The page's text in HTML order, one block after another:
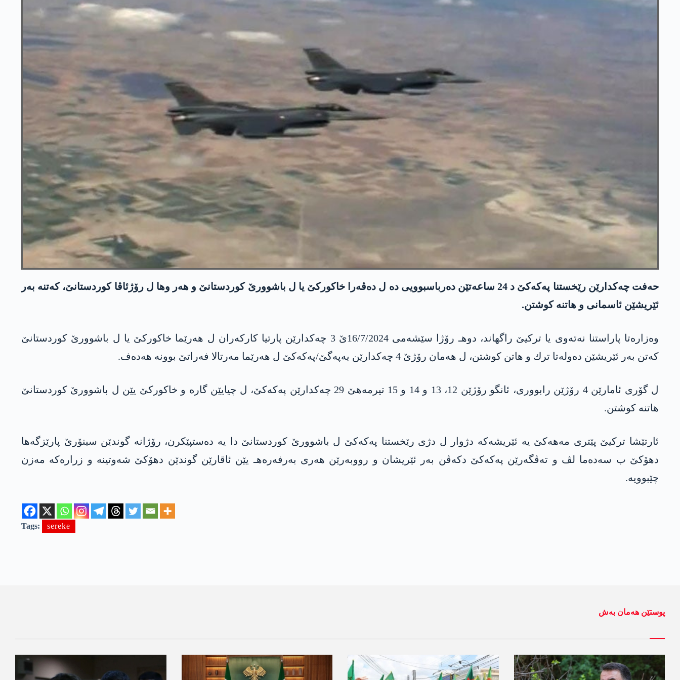
حه‌فت چه‌كدارێن رێخستنا په‌كه‌كێ د 24 ساعه‌تێن ده‌رباسبوویی ده‌ ل ده‌ڤه‌را خاكوركێ یا ل باشوورێ كوردستانێ و هه‌ر وها ل رۆژئاڤا كوردستانێ، كه‌تنه‌ به‌ر
ئێریشێن ئاسمانی و هاتنه‌ كوشتن.
وه‌زاره‌تا پاراستنا نه‌ته‌وی یا تركیێ راگهاند، دوهـ رۆژا سێشه‌می 16/7/2024ێ 3 چه‌كدارێن پارتیا كاركه‌ران ل هه‌رێما خاكوركێ یا ل باشوورێ كوردستانێ
كه‌تن به‌ر ئێریشێن ده‌وله‌تا ترك و هاتن كوشتن، ل هه‌مان رۆژێ 4 چه‌كدارێن یه‌په‌گێ/په‌كه‌كێ ل هه‌رێما مه‌رتالا فه‌راتێ بوونه‌ هه‌ده‌ف.
ل گۆری ئامارێن 4 رۆژێن رابووری، ئانگو رۆژێن 12، 13 و 14 و 15 تیرمه‌هێ 29 چه‌كدارێن په‌كه‌كێ، ل چیایێن گاره‌ و خاكوركێ یێن ل باشوورێ كوردستانێ
هاتنه‌ كوشتن.
ئارتێشا تركیێ پێتری مه‌هه‌كێ یه‌ ئێریشه‌كه‌ دژوار ل دژی رێخستنا په‌كه‌كێ ل باشوورێ كوردستانێ دا یه‌ ده‌ستپێكرن، رۆژانه‌ گوندێن سینۆرێ پارێزگه‌ها
دهۆكێ ب سه‌ده‌ما لڤ و ته‌ڤگه‌رێن په‌كه‌كێ دكه‌ڤن به‌ر ئێریشان و رووبه‌رێن هه‌ری به‌رفه‌ره‌هـ یێن ئاقارێن گوندێن دهۆكێ شه‌وتینه‌ و زراره‌كه‌ مه‌زن
چێبوویه‌.
Tags: sereke
پوستێن ھەمان بەش